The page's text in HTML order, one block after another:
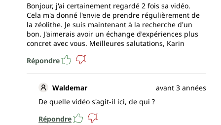
Bonjour, j'ai certainement regardé 2 fois sa vidéo.
Cela m'a donné l'envie de prendre régulièrement de
la zéolithe. Je suis maintenant à la recherche d'un
bon. J'aimerais avoir un échange d'expériences plus
concret avec vous. Meilleures salutations, Karin
Répondre
Waldemar
avant 3 années
De quelle vidéo s'agit-il ici, de qui ?
Répondre